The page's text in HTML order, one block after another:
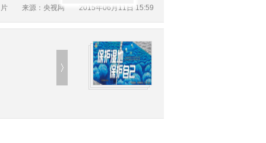
来源：央视网 2015年06月11日 15:59